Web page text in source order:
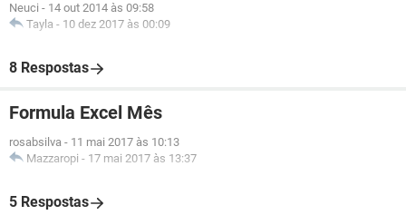
Neuci - 14 out 2014 às 09:58
Tayla - 10 dez 2017 às 00:09
8 Respostas
Formula Excel Mês
rosabsilva - 11 mai 2017 às 10:13
Mazzaropi - 17 mai 2017 às 13:37
5 Respostas